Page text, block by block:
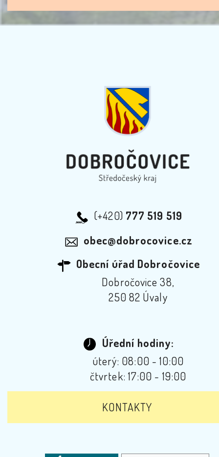
(+420) 777 519 519
obec@dobrocovice.cz
Obecní úřad Dobročovice
Dobročovice 38,
250 82 Úvaly
Úřední hodiny:
úterý: 08:00 - 10:00
čtvrtek: 17:00 - 19:00
KONTAKTY